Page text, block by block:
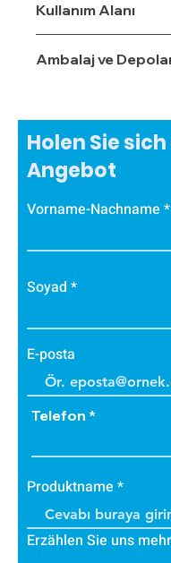
yumuşama ve
Yalıtım sistemine
uyumludur.
Dış koşullara son
dayanıklıdır.
Sudan, nemden,
Kullanım Alanı
Ambalaj ve
Holen Sie
Angebot
Vorname-Nachname
Soyad
E-posta
Telefon
Produktname
Erzählen Sie uns mehr